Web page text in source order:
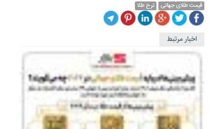
قیمت طلای جهانی نرخ طلا
اخبار مرتبط